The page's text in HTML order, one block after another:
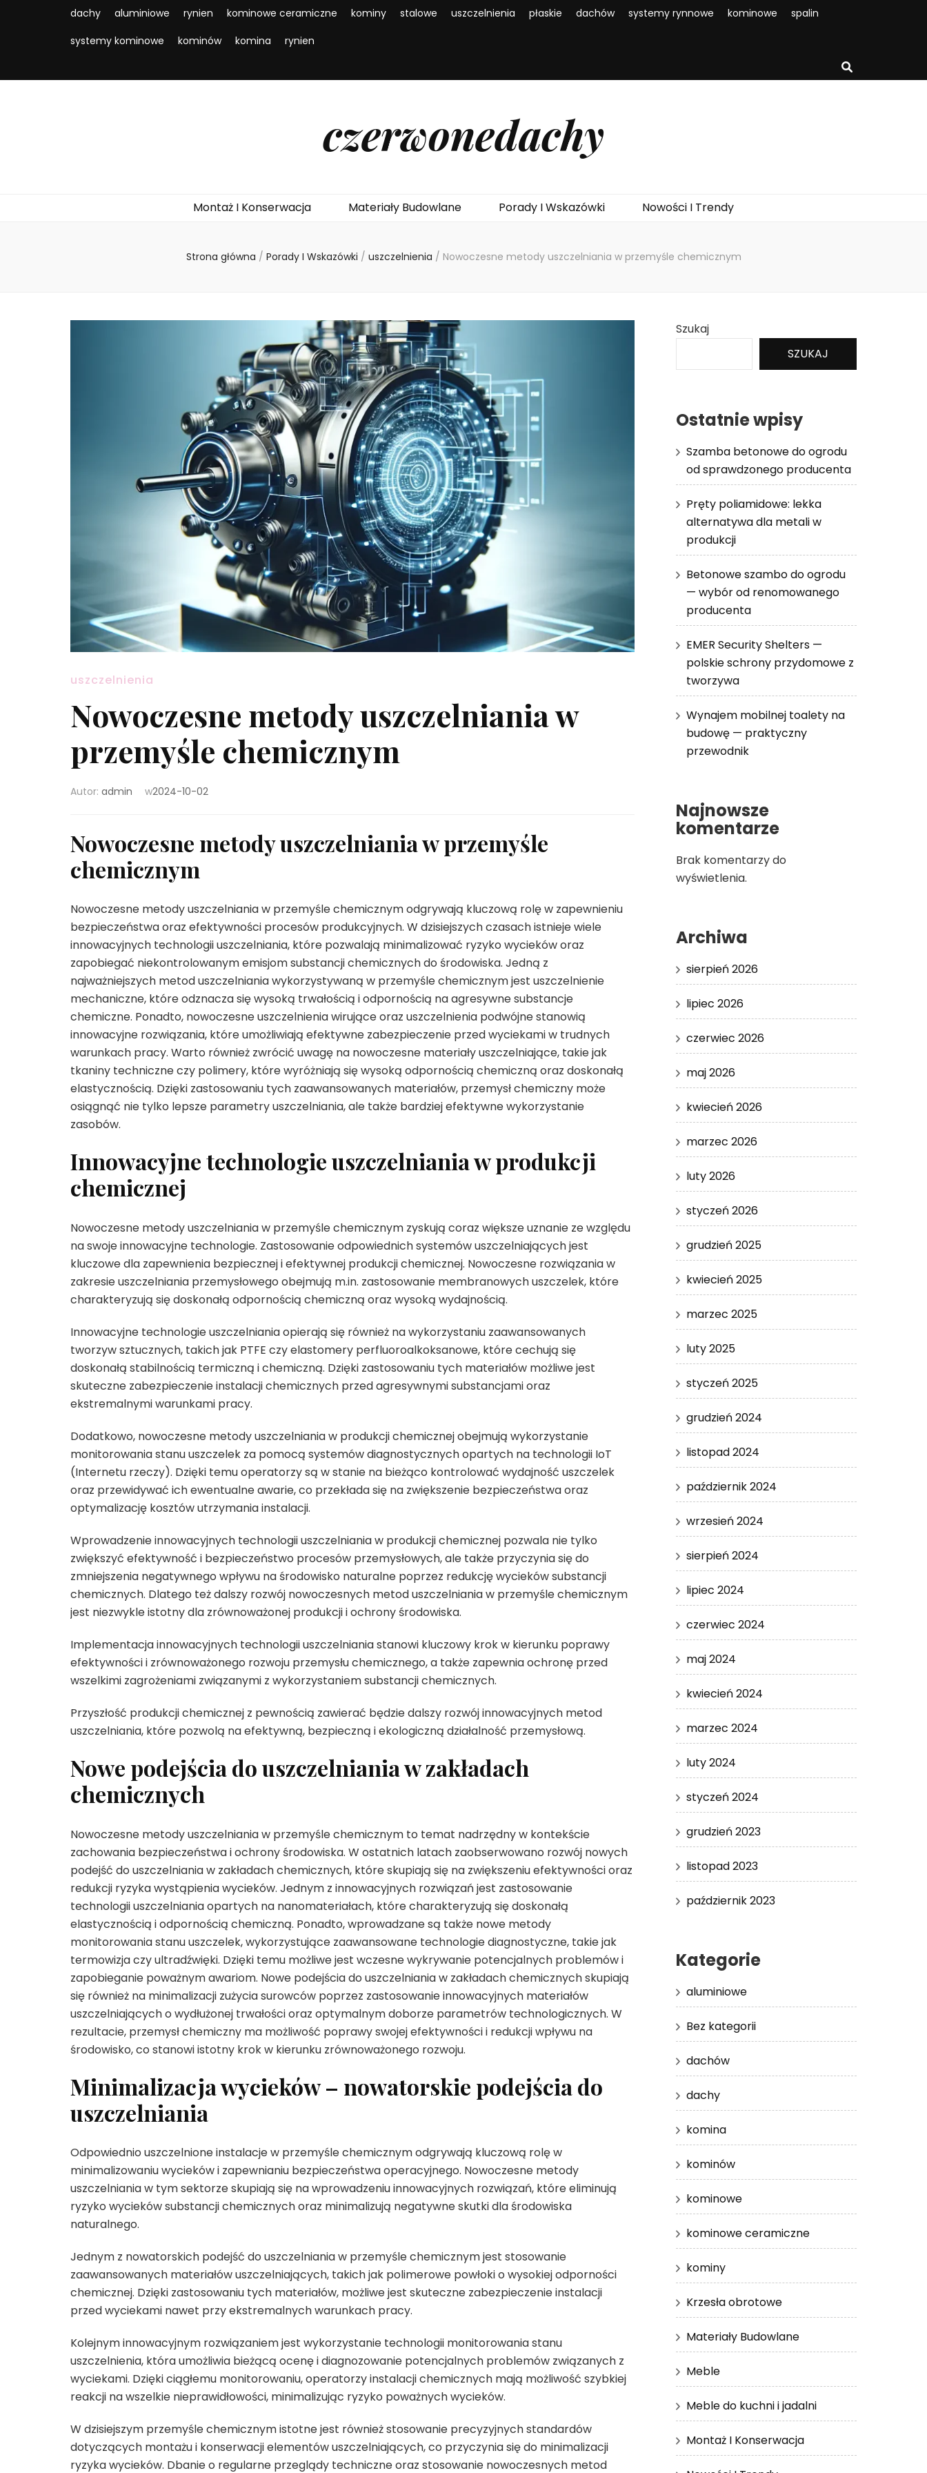
dachy aluminiowe rynien kominowe ceramiczne kominy stalowe uszczelnienia płaskie dachów systemy rynnowe kominowe
spalin
systemy kominowe
kominów komina rynien
czerwonedachy
Montaż I Konserwacja Materiały Budowlane Porady I Wskazówki Nowości I Trendy
Strona główna / Porady I Wskazówki / uszczelnienia / Nowoczesne metody uszczelniania w przemyśle chemicznym
uszczelnienia
Nowoczesne metody uszczelniania w
przemyśle chemicznym
Autor: admin w2024-10-02
Nowoczesne metody uszczelniania w przemyśle
chemicznym
Nowoczesne metody uszczelniania w przemyśle chemicznym odgrywają kluczową rolę w zapewnieniu
bezpieczeństwa oraz efektywności procesów produkcyjnych. W dzisiejszych czasach istnieje wiele
innowacyjnych technologii uszczelniania, które pozwalają minimalizować ryzyko wycieków oraz
zapobiegać niekontrolowanym emisjom substancji chemicznych do środowiska. Jedną z
najważniejszych metod uszczelniania wykorzystywaną w przemyśle chemicznym jest uszczelnienie
mechaniczne, które odznacza się wysoką trwałością i odpornością na agresywne substancje
chemiczne. Ponadto, nowoczesne uszczelnienia wirujące oraz uszczelnienia podwójne stanowią
innowacyjne rozwiązania, które umożliwiają efektywne zabezpieczenie przed wyciekami w trudnych
warunkach pracy. Warto również zwrócić uwagę na nowoczesne materiały uszczelniające, takie jak
tkaniny techniczne czy polimery, które wyróżniają się wysoką odpornością chemiczną oraz doskonałą
elastycznością. Dzięki zastosowaniu tych zaawansowanych materiałów, przemysł chemiczny może
osiągnąć nie tylko lepsze parametry uszczelniania, ale także bardziej efektywne wykorzystanie
zasobów.
Innowacyjne technologie uszczelniania w produkcji
chemicznej
Nowoczesne metody uszczelniania w przemyśle chemicznym zyskują coraz większe uznanie ze względu
na swoje innowacyjne technologie. Zastosowanie odpowiednich systemów uszczelniających jest
kluczowe dla zapewnienia bezpiecznej i efektywnej produkcji chemicznej. Nowoczesne rozwiązania w
zakresie uszczelniania przemysłowego obejmują m.in. zastosowanie membranowych uszczelek, które
charakteryzują się doskonałą odpornością chemiczną oraz wysoką wydajnością.
Innowacyjne technologie uszczelniania opierają się również na wykorzystaniu zaawansowanych
tworzyw sztucznych, takich jak PTFE czy elastomery perfluoroalkoksanowe, które cechują się
doskonałą stabilnością termiczną i chemiczną. Dzięki zastosowaniu tych materiałów możliwe jest
skuteczne zabezpieczenie instalacji chemicznych przed agresywnymi substancjami oraz
ekstremalnymi warunkami pracy.
Dodatkowo, nowoczesne metody uszczelniania w produkcji chemicznej obejmują wykorzystanie
monitorowania stanu uszczelek za pomocą systemów diagnostycznych opartych na technologii IoT
(Internetu rzeczy). Dzięki temu operatorzy są w stanie na bieżąco kontrolować wydajność uszczelek
oraz przewidywać ich ewentualne awarie, co przekłada się na zwiększenie bezpieczeństwa oraz
optymalizację kosztów utrzymania instalacji.
Wprowadzenie innowacyjnych technologii uszczelniania w produkcji chemicznej pozwala nie tylko
zwiększyć efektywność i bezpieczeństwo procesów przemysłowych, ale także przyczynia się do
zmniejszenia negatywnego wpływu na środowisko naturalne poprzez redukcję wycieków substancji
chemicznych. Dlatego też dalszy rozwój nowoczesnych metod uszczelniania w przemyśle chemicznym
jest niezwykle istotny dla zrównoważonej produkcji i ochrony środowiska.
Implementacja innowacyjnych technologii uszczelniania stanowi kluczowy krok w kierunku poprawy
efektywności i zrównoważonego rozwoju przemysłu chemicznego, a także zapewnia ochronę przed
wszelkimi zagrożeniami związanymi z wykorzystaniem substancji chemicznych.
Przyszłość produkcji chemicznej z pewnością zawierać będzie dalszy rozwój innowacyjnych metod
uszczelniania, które pozwolą na efektywną, bezpieczną i ekologiczną działalność przemysłową.
Nowe podejścia do uszczelniania w zakładach
chemicznych
Nowoczesne metody uszczelniania w przemyśle chemicznym to temat nadrzędny w kontekście
zachowania bezpieczeństwa i ochrony środowiska. W ostatnich latach zaobserwowano rozwój nowych
podejść do uszczelniania w zakładach chemicznych, które skupiają się na zwiększeniu efektywności oraz
redukcji ryzyka wystąpienia wycieków. Jednym z innowacyjnych rozwiązań jest zastosowanie
technologii uszczelniania opartych na nanomateriałach, które charakteryzują się doskonałą
elastycznością i odpornością chemiczną. Ponadto, wprowadzane są także nowe metody
monitorowania stanu uszczelek, wykorzystujące zaawansowane technologie diagnostyczne, takie jak
termowizja czy ultradźwięki. Dzięki temu możliwe jest wczesne wykrywanie potencjalnych problemów i
zapobieganie poważnym awariom. Nowe podejścia do uszczelniania w zakładach chemicznych skupiają
się również na minimalizacji zużycia surowców poprzez zastosowanie innowacyjnych materiałów
uszczelniających o wydłużonej trwałości oraz optymalnym doborze parametrów technologicznych. W
rezultacie, przemysł chemiczny ma możliwość poprawy swojej efektywności i redukcji wpływu na
środowisko, co stanowi istotny krok w kierunku zrównoważonego rozwoju.
Minimalizacja wycieków – nowatorskie podejścia do
uszczelniania
Odpowiednio uszczelnione instalacje w przemyśle chemicznym odgrywają kluczową rolę w
minimalizowaniu wycieków i zapewnianiu bezpieczeństwa operacyjnego. Nowoczesne metody
uszczelniania w tym sektorze skupiają się na wprowadzeniu innowacyjnych rozwiązań, które eliminują
ryzyko wycieków substancji chemicznych oraz minimalizują negatywne skutki dla środowiska
naturalnego.
Jednym z nowatorskich podejść do uszczelniania w przemyśle chemicznym jest stosowanie
zaawansowanych materiałów uszczelniających, takich jak polimerowe powłoki o wysokiej odporności
chemicznej. Dzięki zastosowaniu tych materiałów, możliwe jest skuteczne zabezpieczenie instalacji
przed wyciekami nawet przy ekstremalnych warunkach pracy.
Kolejnym innowacyjnym rozwiązaniem jest wykorzystanie technologii monitorowania stanu
uszczelnienia, która umożliwia bieżącą ocenę i diagnozowanie potencjalnych problemów związanych z
wyciekami. Dzięki ciągłemu monitorowaniu, operatorzy instalacji chemicznych mają możliwość szybkiej
reakcji na wszelkie nieprawidłowości, minimalizując ryzyko poważnych wycieków.
W dzisiejszym przemyśle chemicznym istotne jest również stosowanie precyzyjnych standardów
dotyczących montażu i konserwacji elementów uszczelniających, co przyczynia się do minimalizacji
ryzyka wycieków. Dbanie o regularne przeglądy techniczne oraz stosowanie nowoczesnych metod
Szukaj
SZUKAJ
Ostatnie wpisy
Szamba betonowe do ogrodu
od sprawdzonego producenta
Pręty poliamidowe: lekka
alternatywa dla metali w
produkcji
Betonowe szambo do ogrodu
— wybór od renomowanego
producenta
EMER Security Shelters —
polskie schrony przydomowe z
tworzywa
Wynajem mobilnej toalety na
budowę — praktyczny
przewodnik
Najnowsze
komentarze
Brak komentarzy do
wyświetlenia.
Archiwa
sierpień 2026
lipiec 2026
czerwiec 2026
maj 2026
kwiecień 2026
marzec 2026
luty 2026
styczeń 2026
grudzień 2025
kwiecień 2025
marzec 2025
luty 2025
styczeń 2025
grudzień 2024
listopad 2024
październik 2024
wrzesień 2024
sierpień 2024
lipiec 2024
czerwiec 2024
maj 2024
kwiecień 2024
marzec 2024
luty 2024
styczeń 2024
grudzień 2023
listopad 2023
październik 2023
Kategorie
aluminiowe
Bez kategorii
dachów
dachy
komina
kominów
kominowe
kominowe ceramiczne
kominy
Krzesła obrotowe
Materiały Budowlane
Meble
Meble do kuchni i jadalni
Montaż I Konserwacja